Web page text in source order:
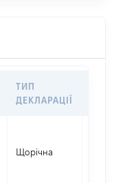
ТИП
ДЕКЛАРАЦІЇ
Щорічна